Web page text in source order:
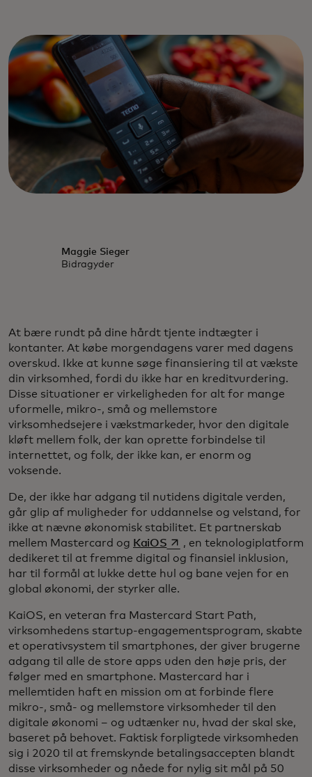
Maggie Sieger
Bidragyder
At bære rundt på dine hårdt tjente indtægter i
kontanter. At købe morgendagens varer med dagens
overskud. Ikke at kunne søge finansiering til at vækste
din virksomhed, fordi du ikke har en kreditvurdering.
Disse situationer er virkeligheden for alt for mange
uformelle, mikro-, små og mellemstore
virksomhedsejere i vækstmarkeder, hvor den digitale
kløft mellem folk, der kan oprette forbindelse til
internettet, og folk, der ikke kan, er enorm og
voksende.
De, der ikke har adgang til nutidens digitale verden,
går glip af muligheder for uddannelse og velstand, for
ikke at nævne økonomisk stabilitet. Et partnerskab
mellem Mastercard og KaiOSopens in a new tab
, en teknologiplatform
dedikeret til at fremme digital og finansiel inklusion,
har til formål at lukke dette hul og bane vejen for en
global økonomi, der styrker alle.
KaiOS, en veteran fra Mastercard Start Path,
virksomhedens startup-engagementsprogram, skabte
et operativsystem til smartphones, der giver brugerne
adgang til alle de store apps uden den høje pris, der
følger med en smartphone. Mastercard har i
mellemtiden haft en mission om at forbinde flere
mikro-, små- og mellemstore virksomheder til den
digitale økonomi – og udtænker nu, hvad der skal ske,
baseret på behovet. Faktisk forpligtede virksomheden
sig i 2020 til at fremskynde betalingsaccepten blandt
disse virksomheder og nåede for nylig sit mål på 50